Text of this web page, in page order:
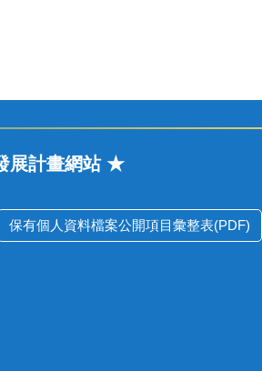
展計畫網站 ★
保有個人資料檔案公開項目彙整表(PDF)